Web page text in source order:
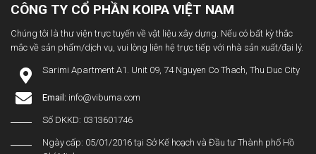
CÔNG TY CỔ PHẦN KOIPA VIỆT NAM
Chúng tôi là thư viện trực tuyến về vật liệu xây dựng. Nếu có bất kỳ thắc
mắc về sản phẩm/dịch vụ, vui lòng liên hệ trực tiếp với nhà sản xuất/đại lý.
Sarimi Apartment A1. Unit 09, 74 Nguyen Co Thach, Thu Duc City
Email: info@vibuma.com
Số DKKD: 0313601746
Ngày cấp: 05/01/2016 tại Sở Kế hoạch và Đầu tư Thành phố Hồ